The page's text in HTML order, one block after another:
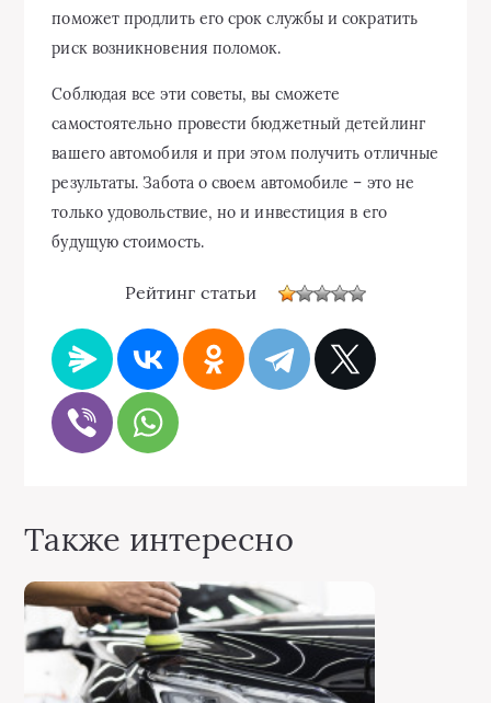
поможет продлить его срок службы и сократить
риск возникновения поломок.
Соблюдая все эти советы, вы сможете
самостоятельно провести бюджетный детейлинг
вашего автомобиля и при этом получить отличные
результаты. Забота о своем автомобиле – это не
только удовольствие, но и инвестиция в его
будущую стоимость.
Рейтинг статьи
Также интересно